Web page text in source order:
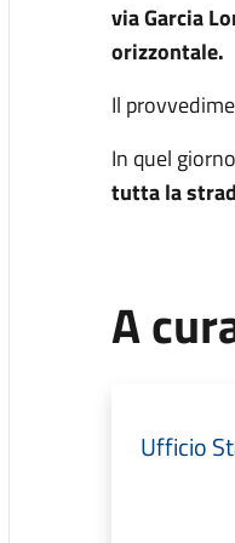
via Garcia
orizzontale.
Il
In quel
tutta la
A
Ufficio